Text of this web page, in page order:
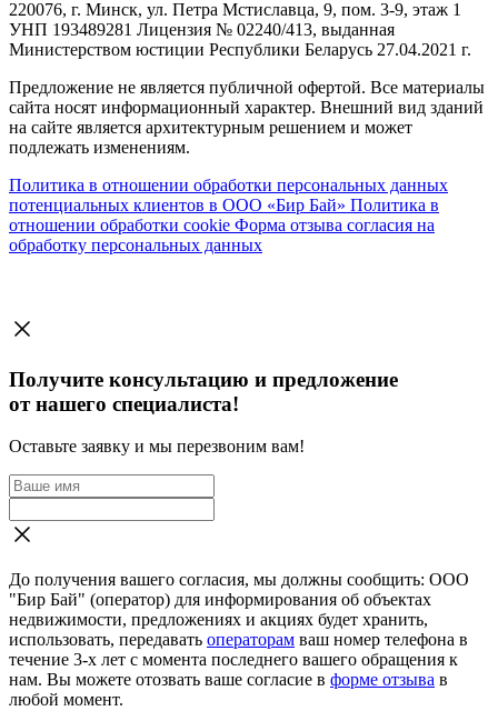
220076, г. Минск, ул. Петра Мстиславца, 9, пом. 3-9, этаж 1
УНП 193489281 Лицензия № 02240/413, выданная
Министерством юстиции Республики Беларусь 27.04.2021 г.
Предложение не является публичной офертой. Все материалы
сайта носят информационный характер. Внешний вид зданий
на сайте является архитектурным решением и может
подлежать изменениям.
Политика в отношении обработки персональных данных
потенциальных клиентов в ООО «Бир Бай» Политика в
отношении обработки cookie Форма отзыва согласия на
обработку персональных данных
Получите консультацию и предложение
от нашего специалиста!
Оставьте заявку и мы перезвоним вам!
До получения вашего согласия, мы должны сообщить: ООО
"Бир Бай" (оператор) для информирования об объектах
недвижимости, предложениях и акциях будет хранить,
использовать, передавать операторам ваш номер телефона в
течение 3-х лет с момента последнего вашего обращения к
нам. Вы можете отозвать ваше согласие в форме отзыва в
любой момент.